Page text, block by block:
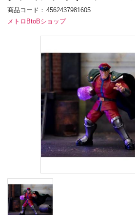
商品コード
4562437981605
メトロBtoBショップ